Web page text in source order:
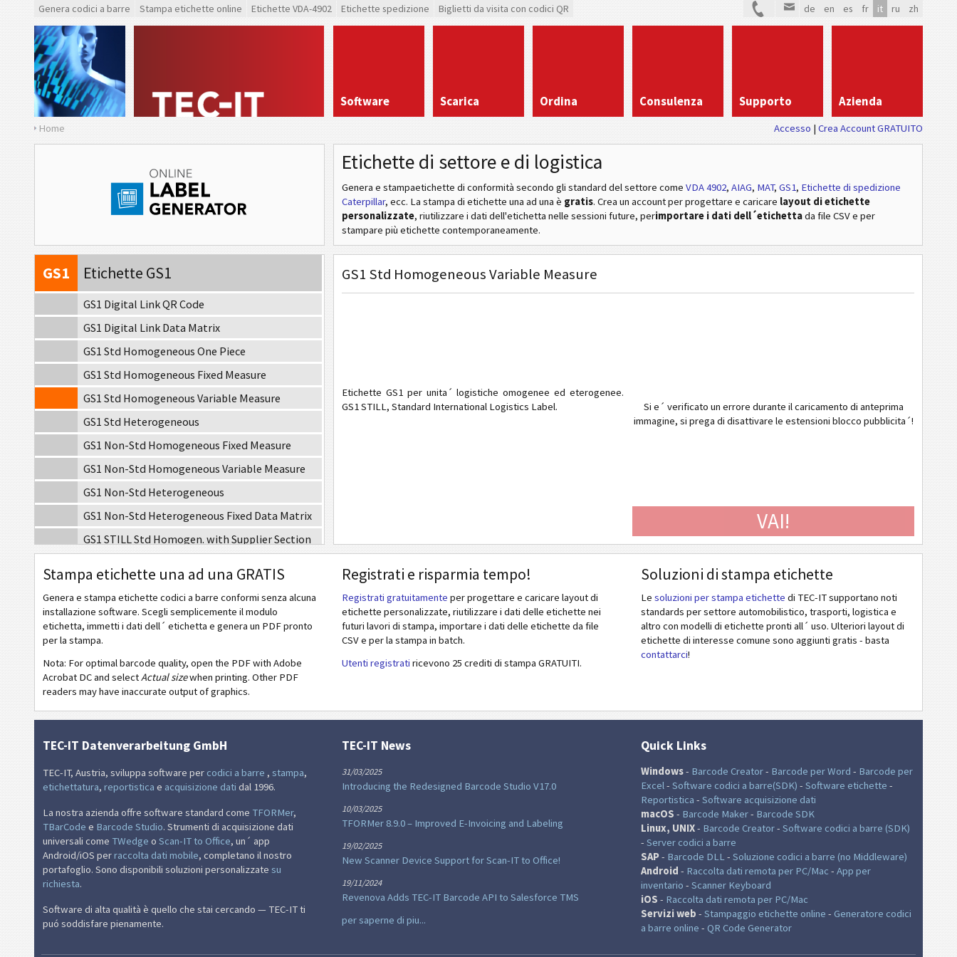
Genera codici a barre Stampa etichette online Etichette VDA-4902 Etichette spedizione Biglietti da visita con codici QR de en es fr it ru zh
Software Scarica Ordina Consulenza Supporto Azienda
Home Accesso Crea Account GRATUITO
Etichette di settore e di logistica
Genera e stampaetichette di conformità secondo gli standard del settore come VDA 4902, AIAG, MAT, GS1, Etichette di spedizione
Caterpillar, ecc. La stampa di etichette una ad una è gratis. Crea un account per progettare e caricare layout di etichette
personalizzate, riutilizzare i dati dell'etichetta nelle sessioni future, perimportare i dati dell´etichettada file CSV e per
stampare più etichette contemporaneamente.
F
Ford GTL
AIAG Etichette AIAG
A
Autoliv Labels
General Motors
GS1
Etichette GS1
GS1 Digital Link QR Code
GS1 Digital Link Data Matrix
GS1 Std Homogeneous One Piece
GS1 Std Homogeneous Fixed Measure
GS1 Std Homogeneous Variable Measure
GS1 Std Heterogeneous
GS1 Non-Std Homogeneous Fixed Measure
GS1 Non-Std Homogeneous Variable Measure
GS1 Non-Std Heterogeneous
GS1 Non-Std Heterogeneous Fixed Data Matrix
GS1 STILL Std Homogen. with Supplier Section
GS1 STILL Label with Postal Code (AI 421)
O
Odette
G
Galia
B
BOSCH
MAT
Etichette MAT
LTO
Etichette LTO
I
Etichette di inventario
NF
Nutrition Labels
€
Mandato SEPA
GS1 Std Homogeneous Variable Measure
Etichette GS1 per unita´ logistiche omogenee ed eterogenee.
GS1 STILL, Standard International Logistics Label.
Si e´ verificato un errore durante il caricamento di anteprima
immagine, si prega di disattivare le estensioni blocco pubblicita´!
VAI!
Stampa etichette una ad una GRATIS
Genera e stampa etichette codici a barre conformi senza alcuna
installazione software. Scegli semplicemente il modulo
etichetta, immetti i dati dell´ etichetta e genera un PDF pronto
per la stampa.
Nota: For optimal barcode quality, open the PDF with Adobe
Acrobat DC and selectActual sizewhen printing. Other PDF
readers may have inaccurate output of graphics.
Registrati e risparmia tempo!
Registrati gratuitamente per progettare e caricare layout di
etichette personalizzate, riutilizzare i dati delle etichette nei
futuri lavori di stampa, importare i dati delle etichette da file
CSV e per la stampa in batch.
Utenti registrati ricevono 25 crediti di stampa GRATUITI.
Soluzioni di stampa etichette
Le soluzioni per stampa etichette di TEC-IT supportano noti
standards per settore automobilistico, trasporti, logistica e
altro con modelli di etichette pronti all´ uso. Ulteriori layout di
etichette di interesse comune sono aggiunti gratis - basta
contattarci!
TEC-IT Datenverarbeitung GmbH
TEC-IT, Austria, sviluppa software per codici a barre , stampa,
etichettatura, reportistica e acquisizione dati dal 1996.
La nostra azienda offre software standard come TFORMer,
TBarCode e Barcode Studio. Strumenti di acquisizione dati
universali come TWedge o Scan-IT to Office, un´ app
Android/iOS perraccolta dati mobile, completano il nostro
portafoglio. Sono disponibili soluzioni personalizzate su
richiesta.
Software di alta qualità è quello che stai cercando — TEC-IT ti
puó soddisfare pienamente.
TEC-IT News
31/03/2025
Introducing the Redesigned Barcode Studio V17.0
10/03/2025
TFORMer 8.9.0 – Improved E-Invoicing and Labeling
19/02/2025
New Scanner Device Support for Scan-IT to Office!
19/11/2024
Revenova Adds TEC-IT Barcode API to Salesforce TMS
per saperne di piu...
Quick Links
Windows- Barcode Creator- Barcode per Word - Barcode per
Excel- Software codici a barre(SDK) - Software etichette -
Reportistica - Software acquisizione dati
macOS - Barcode Maker- Barcode SDK
Linux, UNIX- Barcode Creator- Software codici a barre (SDK)
- Server codici a barre
SAP- Barcode DLL- Soluzione codici a barre (no Middleware)
Android - Raccolta dati remota per PC/Mac - App per
inventario - Scanner Keyboard
iOS - Raccolta dati remota per PC/Mac
Servizi web - Stampaggio etichette online - Generatore codici
a barre online - QR Code Generator